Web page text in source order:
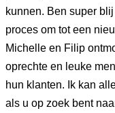
kunnen. Ben super
proces om tot een
Michelle en Filip
oprechte en leuke
hun klanten. Ik kan
als u op zoek bent